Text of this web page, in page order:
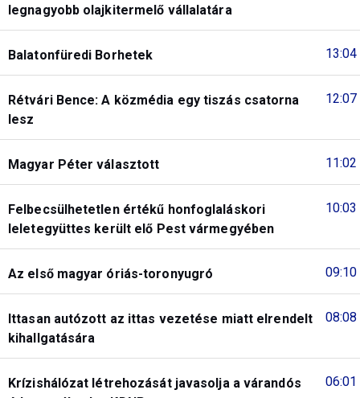
legnagyobb olajkitermelő vállalatára
13:04
Balatonfüredi Borhetek
12:07
Rétvári Bence: A közmédia egy tiszás csatorna
lesz
11:02
Magyar Péter választott
10:03
Felbecsülhetetlen értékű honfoglaláskori
leletegyüttes került elő Pest vármegyében
09:10
Az első magyar óriás-toronyugró
08:08
Ittasan autózott az ittas vezetése miatt elrendelt
kihallgatására
06:01
Krízishálózat létrehozását javasolja a várandós